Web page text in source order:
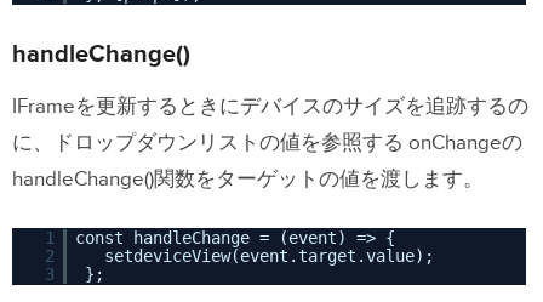
handleChange()
IFrameを更新するときにデバイスのサイズを追跡するの
に、ドロップダウンリストの値を参照する onChangeの
handleChange()関数をターゲットの値を渡します。
1
const handleChange = (event) => {
2
setdeviceView(event.target.value);
3
};